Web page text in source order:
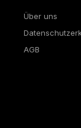
Über uns
AGB